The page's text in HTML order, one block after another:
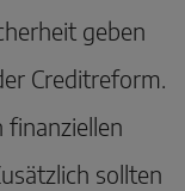
geben
Creditreform.
finanziellen
sollten